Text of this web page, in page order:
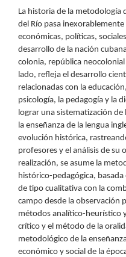
La historia de la metodología
del Río pasa
económicas, políticas,
desarrollo de la nación
colonia, república
lado, refleja el desarrollo
relacionadas con la
psicología, la pedagogía y la
lograr una sistematización
la enseñanza de la lengua
evolución histórica,
profesores y el análisis de su
realización, se asume la
histórico-pedagógica,
de tipo cualitativa con la
campo desde la observación
métodos analítico-heurístico
crítico y el método de la
metodológico de la
económico y social de la